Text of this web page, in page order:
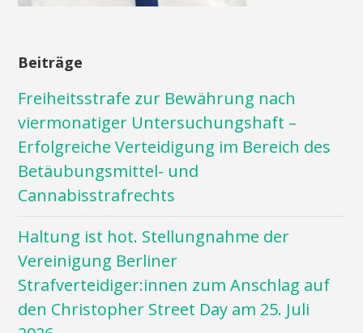
Beiträge
Freiheitsstrafe zur Bewährung nach
viermonatiger Untersuchungshaft –
Erfolgreiche Verteidigung im Bereich des
Betäubungsmittel- und
Cannabisstrafrechts
Haltung ist hot. Stellungnahme der
Vereinigung Berliner
Strafverteidiger:innen zum Anschlag auf
den Christopher Street Day am 25. Juli